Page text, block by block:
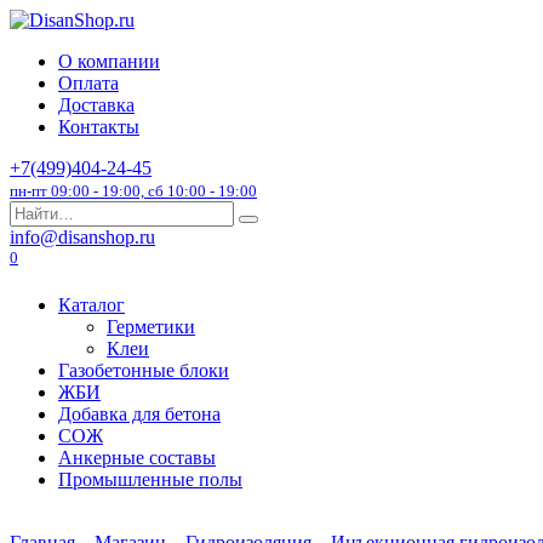
Перейти
содержанию
О компании
Оплата
Доставка
Контакты
+7(499)404-24-45
пн-пт 09:00 - 19:00, сб 10:00 - 19:00
Search
for:
info@disanshop.ru
0
Каталог
Герметики
Клеи
Газобетонные блоки
ЖБИ
Добавка для бетона
СОЖ
Анкерные составы
Промышленные полы